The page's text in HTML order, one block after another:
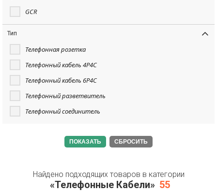
GCR
Тип
Телефонная розетка
Телефонный кабель 4P4C
Телефонный кабель 6P4C
Телефонный разветвитель
Телефонный соединитель
СБРОСИТЬ
Найдено подходящих товаров в категории
«Телефонные Кабели» 55